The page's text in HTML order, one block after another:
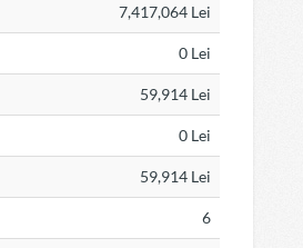
7,417,064 Lei
0 Lei
59,914 Lei
0 Lei
59,914 Lei
6